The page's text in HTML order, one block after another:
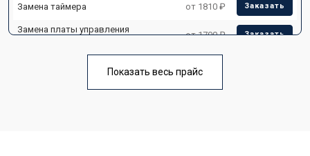
Замена таймера от 1810 ₽ Заказать
Замена платы управления
от 1700 ₽ Заказать
Ремонт/замена датчика
Замена термостата от 1700 ₽
Показать весь прайс